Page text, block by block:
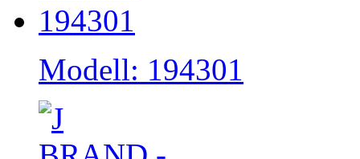
Modell: 194301